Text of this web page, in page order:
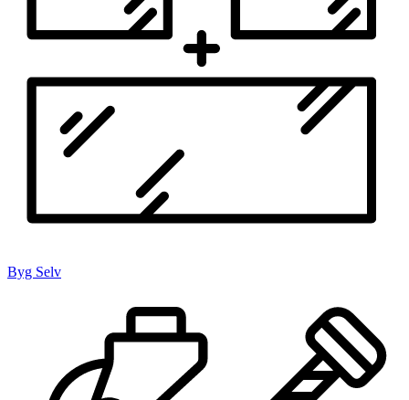
Byg Selv